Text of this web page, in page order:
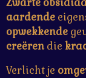
Zwarte
aardende
opwekkende
creërendie
Verlicht je